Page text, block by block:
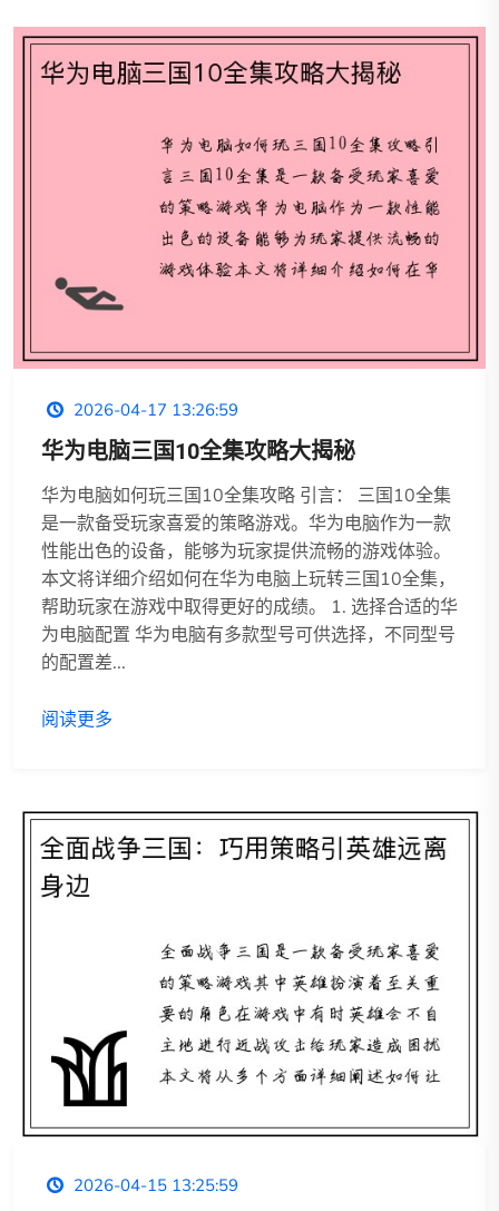
2026-04-17 13:26:59
华为电脑三国10全集攻略大揭秘
华为电脑如何玩三国10全集攻略 引言： 三国10全集
是一款备受玩家喜爱的策略游戏。华为电脑作为一款
性能出色的设备，能够为玩家提供流畅的游戏体验。
本文将详细介绍如何在华为电脑上玩转三国10全集，
帮助玩家在游戏中取得更好的成绩。 1. 选择合适的华
为电脑配置 华为电脑有多款型号可供选择，不同型号
的配置差...
阅读更多
2026-04-15 13:25:59